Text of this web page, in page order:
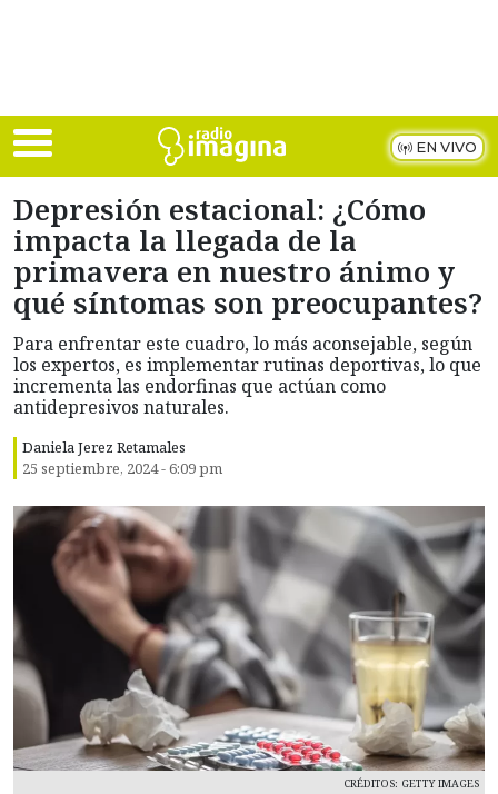
EN VIVO
Depresión estacional: ¿Cómo
impacta la llegada de la
primavera en nuestro ánimo y
qué síntomas son preocupantes?
Para enfrentar este cuadro, lo más aconsejable, según
los expertos, es implementar rutinas deportivas, lo que
incrementa las endorfinas que actúan como
antidepresivos naturales.
Daniela Jerez Retamales
25 septiembre, 2024 - 6:09 pm
CRÉDITOS: GETTY IMAGES